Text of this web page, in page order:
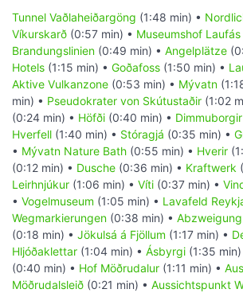
Tunnel Vaðlaheiðargöng (1:48 min) •
Víkurskarð (0:57 min) • Museumshof Laufás
Brandungslinien (0:49 min) • Angelplätze
Hotels (1:15 min) • Goðafoss (1:50 min) •
Aktive Vulkanzone (0:53 min) • Mývatn
min) • Pseudokrater von Skútustaðir (1:02
(0:24 min) • Höfði (0:40 min) • Dimmuborgir
Hverfell (1:40 min) • Stóragjá (0:35 min) •
• Mývatn Nature Bath (0:55 min) • Hverir
(0:12 min) • Dusche (0:36 min) • Kraftwerk
Leirhnjúkur (1:06 min) • Víti (0:37 min) •
• Vogelmuseum (1:05 min) • Lavafeld
Wegmarkierungen (0:38 min) •
(0:18 min) • Jökulsá á Fjöllum (1:17 min) •
Hljóðaklettar (1:04 min) • Ásbyrgi (1:35 min)
(0:40 min) • Hof Möðrudalur (1:11 min) •
Möðrudalsleið (0:21 min) • Aussichtspunkt